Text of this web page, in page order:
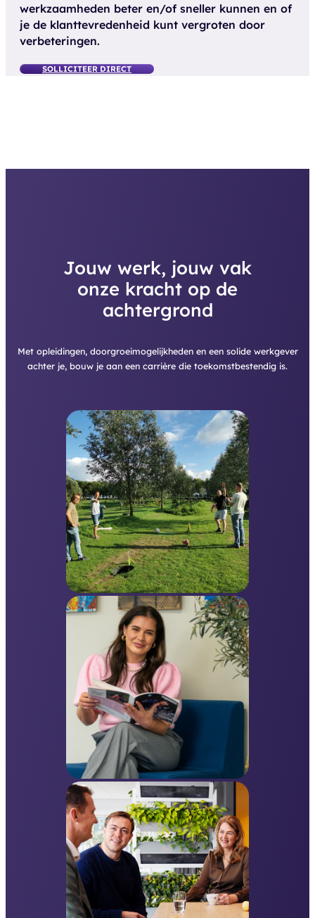
werkzaamheden beter en/of sneller kunnen en of
je de klanttevredenheid kunt vergroten door
verbeteringen.
SOLLICITEER DIRECT
Jouw werk, jouw vak
onze kracht op de
achtergrond
Met opleidingen, doorgroeimogelijkheden en een solide werkgever
achter je, bouw je aan een carrière die toekomstbestendig is.